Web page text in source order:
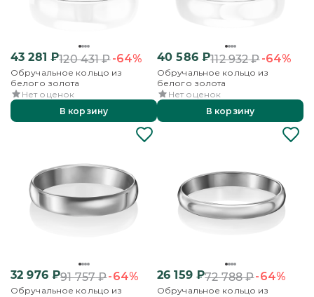
43 281 ₽120 431₽-64%
Обручальное кольцо из
белого золота
Нет оценок
В корзину
40 586₽112 932₽-64%
Обручальное кольцо из
белого золота
Нет оценок
В корзину
32 976₽91 757₽-64%
Обручальное кольцо из
26 159₽72 788₽-64%
Обручальное кольцо из